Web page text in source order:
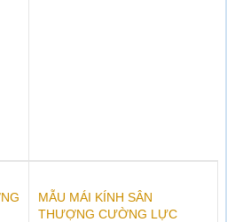
MẪU MÁI KÍNH SÂN
THƯỢNG CƯỜNG LỰC